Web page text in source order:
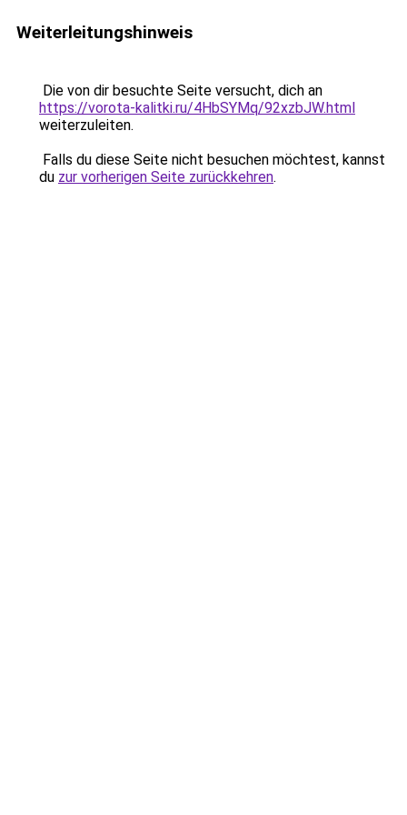
Weiterleitungshinweis
Die von dir besuchte Seite versucht, dich an
https://vorota-kalitki.ru/4HbSYMq/92xzbJW.html
weiterzuleiten.
Falls du diese Seite nicht besuchen möchtest, kannst
du zur vorherigen Seite zurückkehren.